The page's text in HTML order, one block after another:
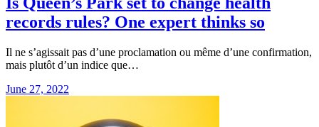
records rules? One expert thinks so
Il ne s’agissait pas d’une proclamation ou même d’une confirmation,
mais plutôt d’un indice que…
June 27, 2022